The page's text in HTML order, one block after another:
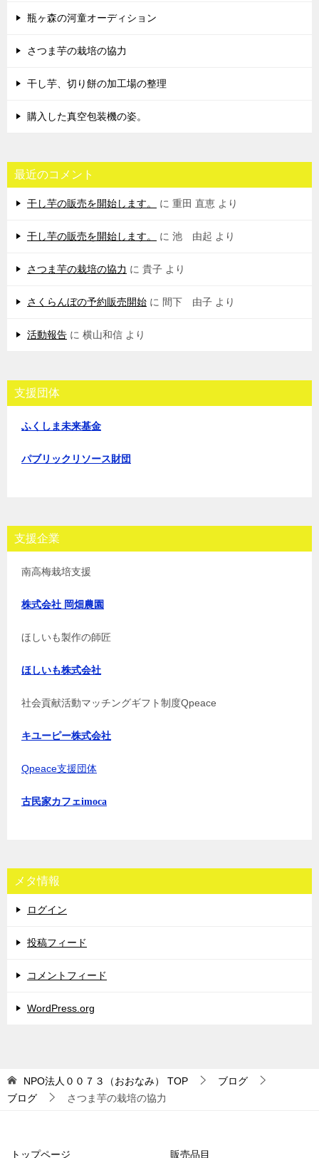
瓶ヶ森の河童オーディション
さつま芋の栽培の協力
干し芋、切り餅の加工場の整理
購入した真空包装機の姿。
最近のコメント
干し芋の販売を開始します。 に 重田 直恵 より
干し芋の販売を開始します。 に 池 由起 より
さつま芋の栽培の協力 に 貴子 より
さくらんぼの予約販売開始 に 間下 由子 より
活動報告 に 横山和信 より
支援団体
ふくしま未来基金
パブリックリソース財団
支援企業
南高梅栽培支援
株式会社 岡畑農園
ほしいも製作の師匠
ほしいも株式会社
社会貢献活動マッチングギフト制度Qpeace
キユーピー株式会社
Qpeace支援団体
古民家カフェimoca
メタ情報
ログイン
投稿フィード
コメントフィード
WordPress.org
NPO法人００７３（おおなみ） TOP
ブログ
ブログ
さつま芋の栽培の協力
トップページ 販売品目